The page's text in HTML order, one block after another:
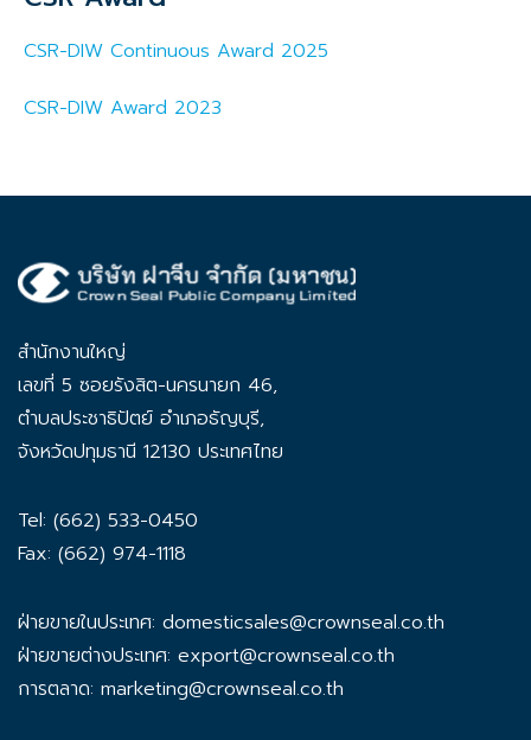
CSR-DIW Continuous Award 2025
CSR-DIW Award 2023
สำนักงานใหญ่
เลขที่ 5 ซอยรังสิต-นครนายก 46,
ตำบลประชาธิปัตย์ อำเภอธัญบุรี,
จังหวัดปทุมธานี 12130 ประเทศไทย
Tel: (662) 533-0450
Fax: (662) 974-1118
ฝ่ายขายในประเทศ: domesticsales@crownseal.co.th
ฝ่ายขายต่างประเทศ: export@crownseal.co.th
การตลาด: marketing@crownseal.co.th